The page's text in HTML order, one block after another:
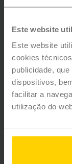
Este website
Este website
cookies
publicidade,
dispositivos,
facilitar a
utilização do
prolongará a vida